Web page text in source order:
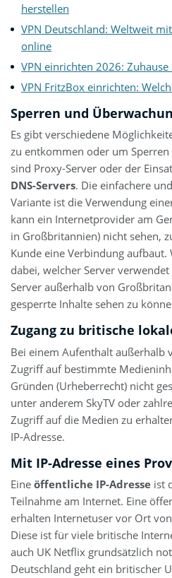
herstellen
VPN Deutschland: Weltweit
online
VPN einrichten 2026:
VPN FritzBox einrichten:
Sperren und
Es gibt verschiedene
zu entkommen oder um
sind Proxy-Server oder der
DNS-Servers. Die einfachere
Variante ist die Verwendung
kann ein Internetprovider am
in Großbritannien) nicht sehen,
Kunde eine Verbindung
dabei, welcher Server
Server außerhalb von
gesperrte Inhalte sehen zu
Zugang zu britische
Bei einem Aufenthalt außerhalb
Zugriff auf bestimmte
Gründen (Urheberrecht) nicht
unter anderem SkyTV oder
Zugriff auf die Medien zu
IP-Adresse.
Mit IP-Adresse eines
Eine öffentliche IP-Adresse ist
Teilnahme am Internet. Eine
erhalten Internetuser vor Ort
Diese ist für viele britische
auch UK Netflix grundsätzlich
Deutschland geht ein britischer